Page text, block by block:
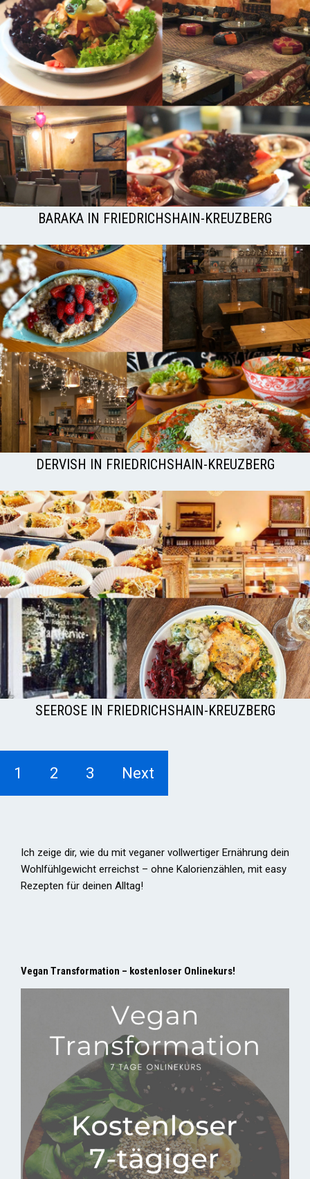
BARAKA IN FRIEDRICHSHAIN-KREUZBERG
DERVISH IN FRIEDRICHSHAIN-KREUZBERG
SEEROSE IN FRIEDRICHSHAIN-KREUZBERG
1 2 3 Next
Ich zeige dir, wie du mit veganer vollwertiger Ernährung dein
Wohlfühlgewicht erreichst – ohne Kalorienzählen, mit easy
Rezepten für deinen Alltag!
Vegan Transformation – kostenloser Onlinekurs!